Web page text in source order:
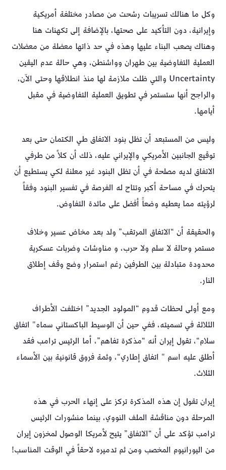
وكل ما هنالك تسريبات رشحت من مصادر مختلفة أمريكية
وإيرانية، دون التأكيد على صحتها، بالإضافة إلى تكهنات هنا
وهناك يصعب البناء عليها وهذه في حد ذاتها معضلة من معضلات
العملية التفاوضية بين طهران وواشنطن، وهي حالة عدم اليقين
Uncertainty والتي ظلت ملازمة لها منذ انطلاقها وحتى الآن،
والراجح أنها ستستمر في تطويق العملية التفاوضية في مقبل
أيامها.
وليس من المستبعد أن تظل بنود الاتفاق طي الكتمان حتى بعد
توقيع الجانبين الأمريكي والإيراني عليه، ذلك أن كلاً من طرفي
الاتفاق لديه مصلحة في أن تظل البنود غير معلنة لكي يستطيع أن
يتحرك في مساحة أكبر وتتاح له الفرصة في تفسير البنود وفقاً
لرؤيته مما يعطيه وضعاََ أفضل على مائدة التفاوض.
والحقيقة أن “الاتفاق المرتقب” ولد بعد مخاض عسير وخلاف
مستمر وحالة لا سلم ولا حرب، و مناوشات وضربات عسكرية
محدودة متبادلة بين الطرفين رغم استمرار وضع وقف إطلاق
النار.
ومع أولى لحظات قدوم “المولود الجديد” اختلفت الأطراف
الثلاثة في تسميته، ففي حين أن الوسيط الباكستاني سماه" اتفاق
سلام“، تقول إيران أنه “مذكرة تفاهم”، أما الرئيس ترامب فقد
أطلق عليه اسم " اتفاق إطاري“، وثمة فروق قانونية بين الأسماء
الثلاث.
إيران تقول إن هذه المذكرة تركز على إنهاء الحرب في هذه
المرحلة دون مناقشة الملف النووي، بينما منشورات الرئيس
ترامب تؤكد على أن “الاتفاق” يتيح لأمريكا الوصول لمخزون إيران
من اليورانيوم المخصب ومن ثم تدميره لاحقاً في الوقت المناسب!